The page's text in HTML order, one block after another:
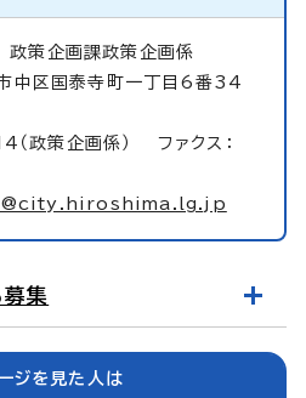
政策企画課政策企画係
区国泰寺町一丁目6番34
政策企画係） ファクス：
集
ジを見た人は